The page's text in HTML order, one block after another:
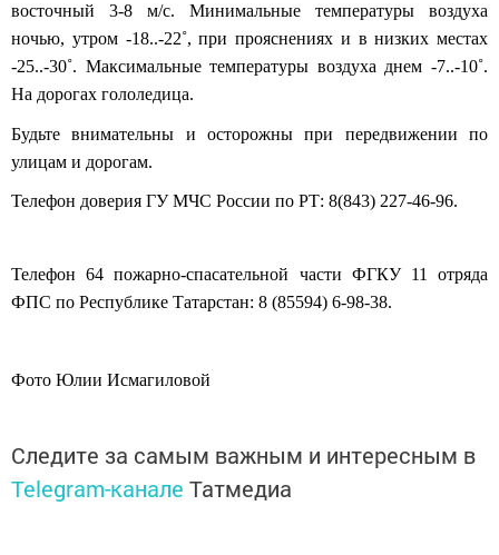
восточный 3-8 м/с. Минимальные температуры воздуха
ночью, утром -18..-22˚, при прояснениях и в низких местах
-25..-30˚. Максимальные температуры воздуха днем -7..-10˚.
На дорогах гололедица.
Будьте внимательны и осторожны при передвижении по
улицам и дорогам.
Телефон доверия ГУ МЧС России по РТ: 8(843) 227-46-96.
Телефон 64 пожарно-спасательной части ФГКУ 11 отряда
ФПС по Республике Татарстан: 8 (85594) 6-98-38.
Фото Юлии Исмагиловой
Следите за самым важным и интересным в
Telegram-канале Татмедиа